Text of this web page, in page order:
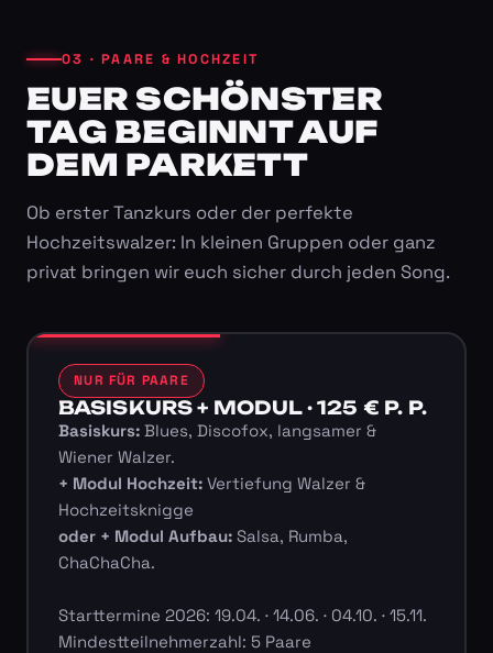
03 · PAARE & HOCHZEIT
EUER SCHÖNSTER
TAG BEGINNT AUF
DEM PARKETT
Ob erster Tanzkurs oder der perfekte
Hochzeitswalzer: In kleinen Gruppen oder ganz
privat bringen wir euch sicher durch jeden Song.
NUR FÜR PAARE
BASISKURS + MODUL · 125 € P. P.
Basiskurs:Blues, Discofox, langsamer &
Wiener Walzer.
+ Modul Hochzeit:Vertiefung Walzer &
Hochzeitsknigge
oder + Modul Aufbau:Salsa, Rumba,
ChaChaCha.
Starttermine 2026: 19.04. · 14.06. · 04.10. · 15.11.
Mindestteilnehmerzahl: 5 Paare